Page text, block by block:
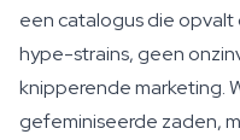
een catalogus die opvalt
hype-strains, geen
knipperende marketing.
gefeminiseerde zaden,